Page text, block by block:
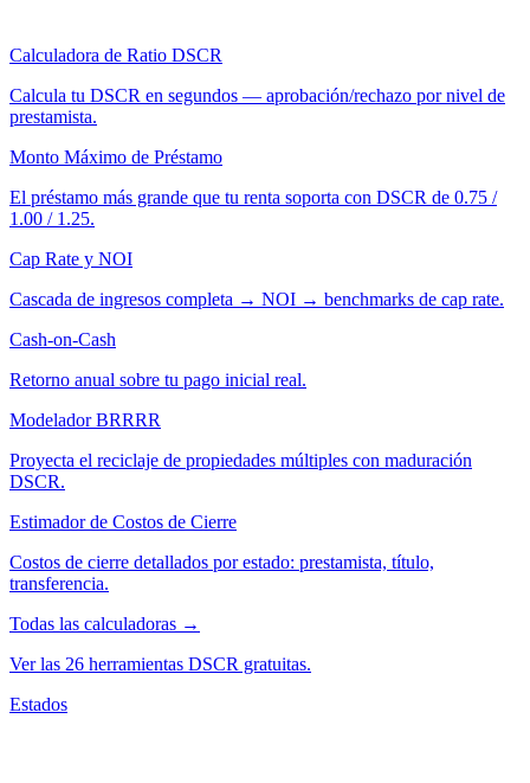
Calculadora de Ratio DSCR
Calcula tu DSCR en segundos — aprobación/rechazo por nivel de
prestamista.
Monto Máximo de Préstamo
El préstamo más grande que tu renta soporta con DSCR de 0.75 /
1.00 / 1.25.
Cap Rate y NOI
Cascada de ingresos completa → NOI → benchmarks de cap rate.
Cash-on-Cash
Retorno anual sobre tu pago inicial real.
Modelador BRRRR
Proyecta el reciclaje de propiedades múltiples con maduración
DSCR.
Estimador de Costos de Cierre
Costos de cierre detallados por estado: prestamista, título,
transferencia.
Todas las calculadoras →
Ver las 26 herramientas DSCR gratuitas.
Estados